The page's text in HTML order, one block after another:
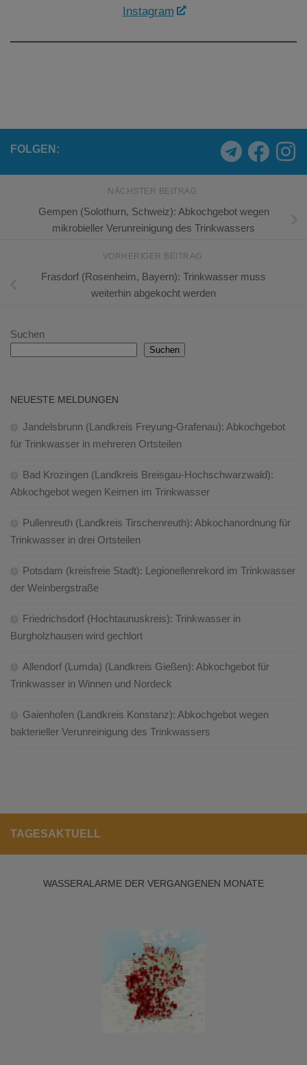
Instagram
FOLGEN:
NÄCHSTER BEITRAG
Gempen (Solothurn, Schweiz): Abkochgebot wegen
mikrobieller Verunreinigung des Trinkwassers
VORHERIGER BEITRAG
Frasdorf (Rosenheim, Bayern): Trinkwasser muss
weiterhin abgekocht werden
Suchen
Suchen
NEUESTE MELDUNGEN
Jandelsbrunn (Landkreis Freyung-Grafenau): Abkochgebot
für Trinkwasser in mehreren Ortsteilen
Bad Krozingen (Landkreis Breisgau-Hochschwarzwald):
Abkochgebot wegen Keimen im Trinkwasser
Pullenreuth (Landkreis Tirschenreuth): Abkochanordnung für
Trinkwasser in drei Ortsteilen
Potsdam (kreisfreie Stadt): Legionellenrekord im Trinkwasser
der Weinbergstraße
Friedrichsdorf (Hochtaunuskreis): Trinkwasser in
Burgholzhausen wird gechlort
Allendorf (Lumda) (Landkreis Gießen): Abkochgebot für
Trinkwasser in Winnen und Nordeck
Gaienhofen (Landkreis Konstanz): Abkochgebot wegen
bakterieller Verunreinigung des Trinkwassers
TAGESAKTUELL
WASSERALARME DER VERGANGENEN MONATE